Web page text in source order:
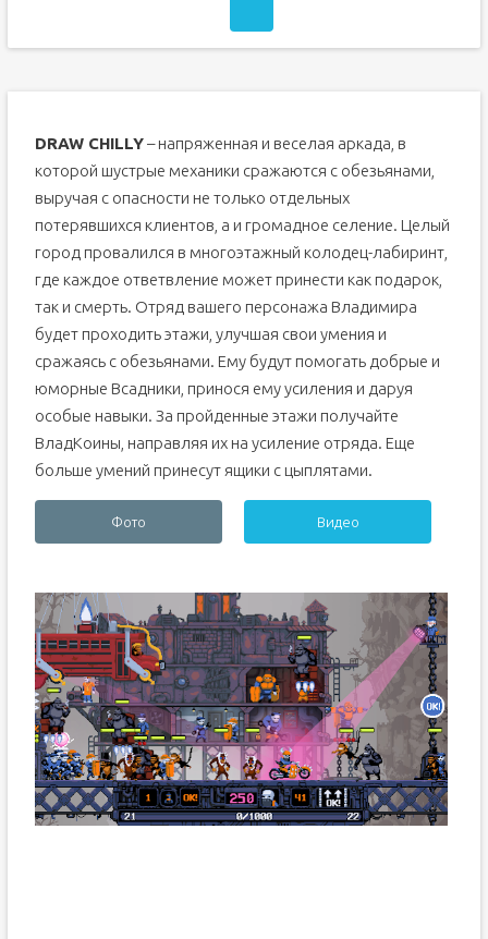
DRAW CHILLY– напряженная и веселая аркада, в
которой шустрые механики сражаются с обезьянами,
выручая с опасности не только отдельных
потерявшихся клиентов, а и громадное селение. Целый
город провалился в многоэтажный колодец-лабиринт,
где каждое ответвление может принести как подарок,
так и смерть. Отряд вашего персонажа Владимира
будет проходить этажи, улучшая свои умения и
сражаясь с обезьянами. Ему будут помогать добрые и
юморные Всадники, принося ему усиления и даруя
особые навыки. За пройденные этажи получайте
ВладКоины, направляя их на усиление отряда. Еще
больше умений принесут ящики с цыплятами.
Фото Видео